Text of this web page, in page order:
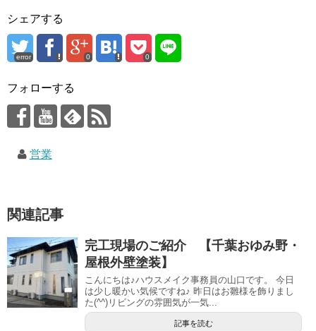
シェアする
error 0 0
フォローする
営業
関連記事
完工現場のご紹介 【千葉おゆみ野・
屋根外壁塗装】
こんにちは♪ハウスメイク事務員の山口です。 今日
は少し暖かい気候ですね♪ 昨日はお雛様を飾りまし
た(^^)リビングの雰囲気が一気...
記事を読む